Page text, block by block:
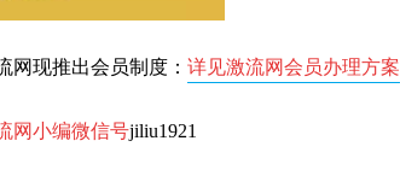
网现推出会员制度： 详见激流网会员办理方案
网小编微信号jiliu1921